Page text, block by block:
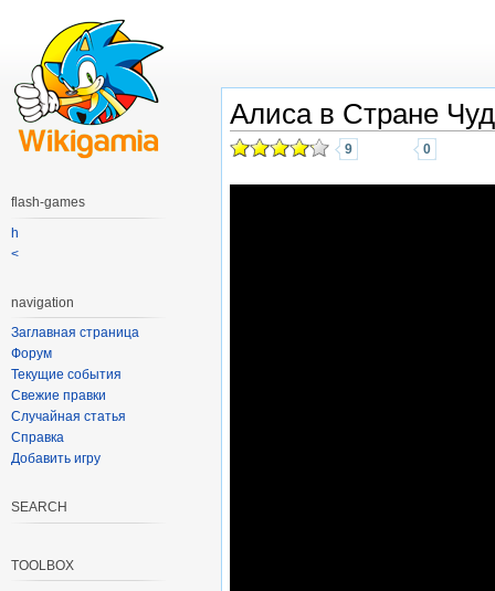
Алиса в Стране
9 0
flash-games
h
<
navigation
Заглавная страница
Форум
Текущие события
Свежие правки
Случайная статья
Справка
Добавить игру
SEARCH
TOOLBOX